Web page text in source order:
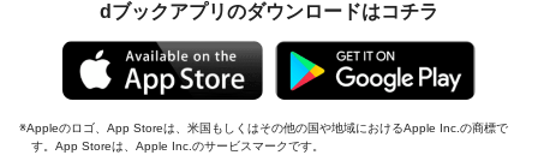
dブックアプリのダウンロードはコチラ
Appleのロゴ、App Storeは、米国もしくはその他の国や地域におけるApple Inc.の商標で
す。App Storeは、Apple Inc.のサービスマークです。